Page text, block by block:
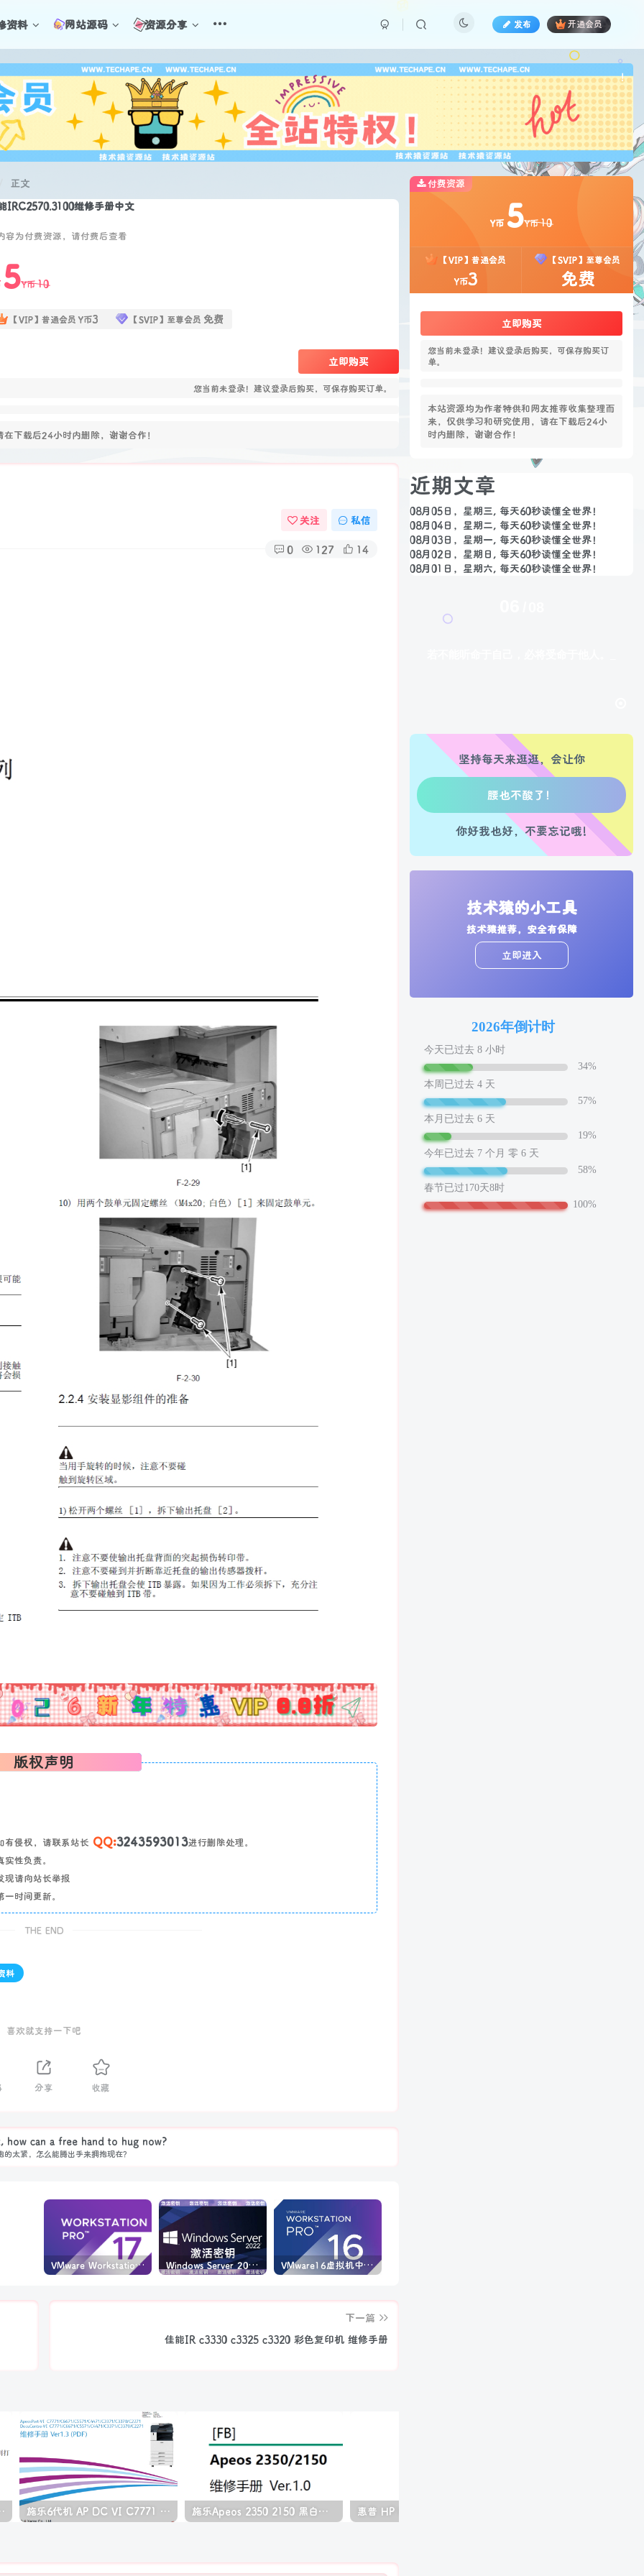
资料 网站源码 资源分享 发布 开通会员
!
正文
IRC2570.3100维修手册中文
容为付费资源，请付费后查看
5Y币10
【VIP】普通会员 Y币3 【SVIP】至尊会员 免费
立即购买
您当前未登录！建议登录后购买，可保存购买订单。
下载后24小时内删除，谢谢合作！
关注 私信
0 127 14
!也想出现在这里？
版权声明
侵权，请联系站长 QQ:3243593013进行删除处理。
性负责。
现请向站长举报
时间更新。
THE END
料
喜欢就支持一下吧
分享 收藏
can a free hand to hug now?
的太紧，怎么能腾出手来拥抱现在？
VMware Workstation PRO v17.6.4 正式版_虚拟机(带激活密钥) Windows Server 2022激活密钥 2024 5月更新 VMware16虚拟机中文版 (附永久许可证激活密钥)
下一篇
佳能IR c3330 c3325 c3320 彩色复印机 维修手册
中文拆机手册 施乐6代机 AP DC VI C7771 C6671 C5571 C4471 C3371 C3370 C2271 彩色复印机中文维修手册 施乐Apeos 2350 2150 黑白复印机中文维修手册
付费资源
Y币 5Y币10
【VIP】普通会员
Y币3
【SVIP】至尊会员
免费
立即购买
您当前未登录！建议登录后购买，可保存购买订
单。
本站资源均为作者特供和网友推荐收集整理而
来，仅供学习和研究使用，请在下载后24小
时内删除，谢谢合作！
近期文章
08月05日，星期三, 每天60秒读懂全世界！
08月04日，星期二, 每天60秒读懂全世界！
08月03日，星期一, 每天60秒读懂全世界！
08月02日，星期日, 每天60秒读懂全世界！
08月01日，星期六, 每天60秒读懂全世界！
坚持每天来逛逛，会让你
走路也有劲了！
腿也不痛了！
腰也不酸了！
你好我也好，不要忘记哦!
技术猿的小工具
技术猿推荐，安全有保障
立即进入